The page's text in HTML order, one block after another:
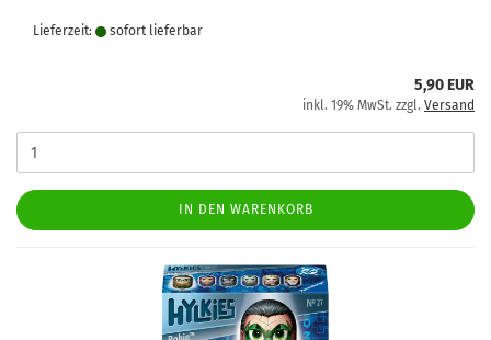
Lieferzeit: sofort lie­fer­bar
5,90 EUR
inkl. 19% MwSt. zzgl. Versand
IN DEN WARENKORB